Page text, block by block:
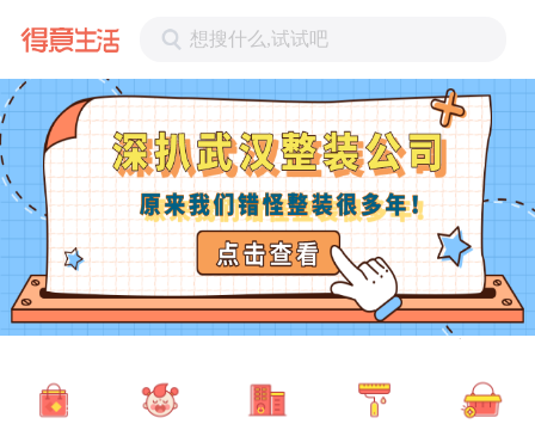
想搜什么,试试吧